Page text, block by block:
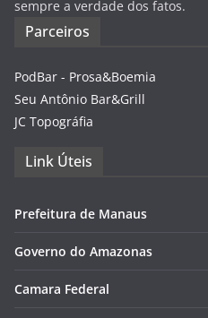
sempre a verdade dos fatos.
Parceiros
PodBar - Prosa&Boemia
Seu Antônio Bar&Grill
JC Topográfia
Link Úteis
Prefeitura de Manaus
Governo do Amazonas
Camara Federal